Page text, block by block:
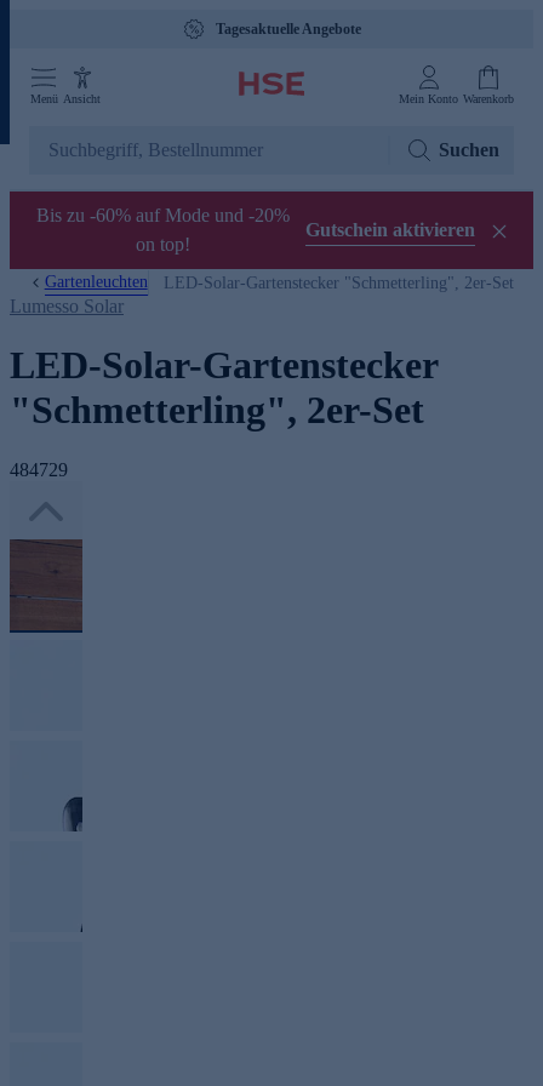
Tagesaktuelle Angebote
Menü Ansicht Mein Konto Warenkorb
Suchen
Bis zu -60% auf Mode und -20%
on top!
Gutschein aktivieren
Gartenleuchten LED-Solar-Gartenstecker "Schmetterling", 2er-Set
Lumesso Solar
LED-Solar-Gartenstecker
"Schmetterling", 2er-Set
484729